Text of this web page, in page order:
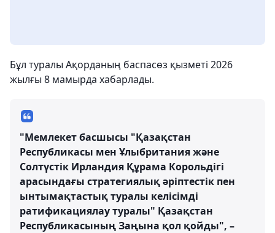
Бұл туралы Ақорданың баспасөз қызметі 2026
жылғы 8 мамырда хабарлады.
"Мемлекет басшысы "Қазақстан
Республикасы мен Ұлыбритания және
Солтүстік Ирландия Құрама Корольдігі
арасындағы стратегиялық әріптестік пен
ынтымақтастық туралы келісімді
ратификациялау туралы" Қазақстан
Республикасының Заңына қол қойды", –